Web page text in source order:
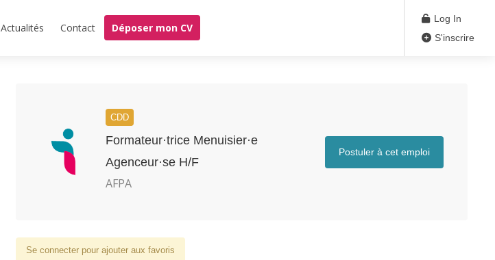
Actualités Contact Déposer mon CV
Log In
S'inscrire
CDD
Formateur·trice Menuisier·e
Agenceur·se H/F
AFPA
Postuler à cet emploi
Se connecter pour ajouter aux favoris